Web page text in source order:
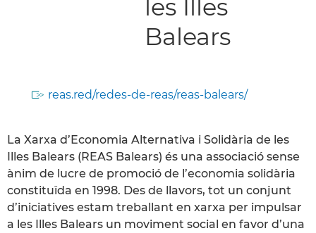
les Illes
Balears
reas.red/redes-de-reas/reas-balears/
La Xarxa d’Economia Alternativa i Solidària de les
Illes Balears (REAS Balears) és una associació sense
ànim de lucre de promoció de l’economia solidària
constituïda en 1998. Des de llavors, tot un conjunt
d’iniciatives estam treballant en xarxa per impulsar
a les Illes Balears un moviment social en favor d’una